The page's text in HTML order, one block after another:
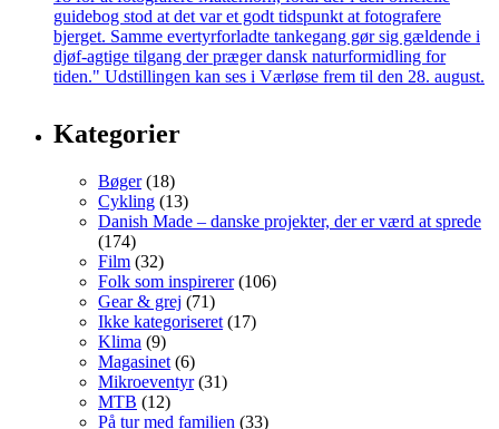
Kategorier
Bøger(18)
Cykling (13)
Danish Made – danske projekter, der er værd at sprede
(174)
Film (32)
Folk som inspirerer(106)
Gear & grej (71)
Ikke kategoriseret (17)
Klima (9)
Magasinet (6)
Mikroeventyr(31)
MTB (12)
På tur med familien (33)